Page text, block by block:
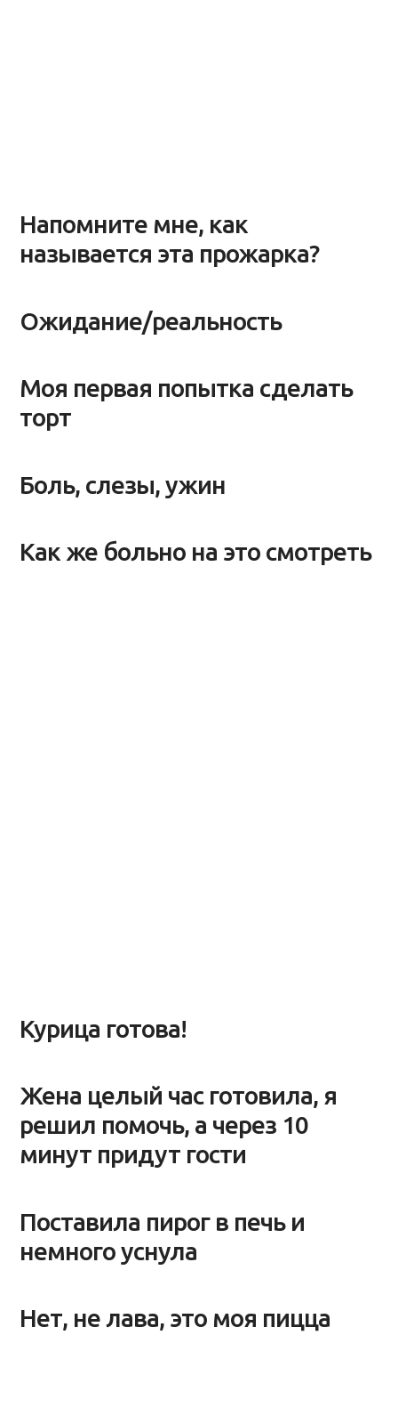
Напомните мне, как
называется эта прожарка?
Ожидание/реальность
Моя первая попытка сделать
торт
Боль, слезы, ужин
Как же больно на это смотреть
Курица готова!
Жена целый час готовила, я
решил помочь, а через 10
минут придут гости
Поставила пирог в печь и
немного уснула
Нет, не лава, это моя пицца